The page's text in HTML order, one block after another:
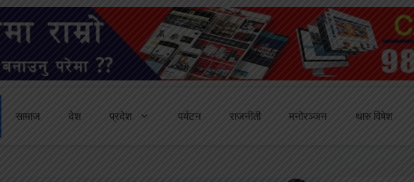
सामाज देश प्रदेश पर्यटन राजनीती मनोरञ्जन थारु विषेश